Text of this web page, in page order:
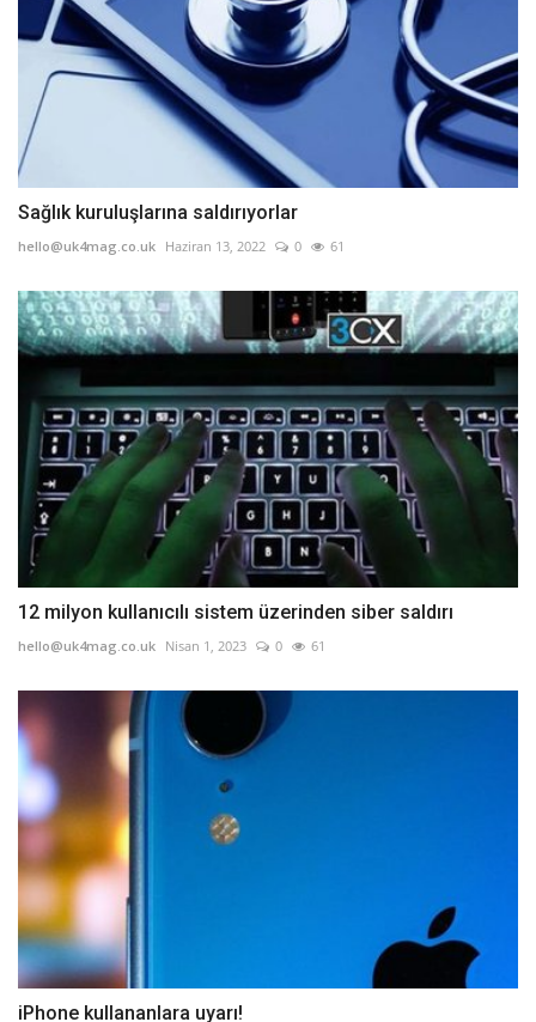
Sağlık kuruluşlarına saldırıyorlar
hello@uk4mag.co.uk Haziran 13, 2022 0 61
12 milyon kullanıcılı sistem üzerinden siber saldırı
hello@uk4mag.co.uk Nisan 1, 2023 0 61
iPhone kullananlara uyarı!